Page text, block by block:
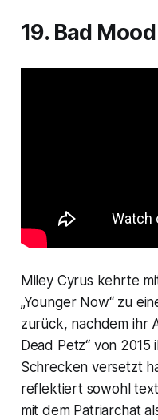
19. Bad
Miley Cyrus kehrte
„Younger Now“ zu
zurück, nachdem ihr
Dead Petz“ von 2015
Schrecken versetzt
reflektiert sowohl
mit dem Patriarchat